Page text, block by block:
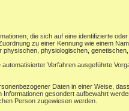
die sich auf eine identifizierte
zu einer Kennung wie einem
physiologischen,
automatisierter Verfahren ausgeführte
Daten in einer Weise,
gesondert aufbewahrt
Person zugewiesen werden.